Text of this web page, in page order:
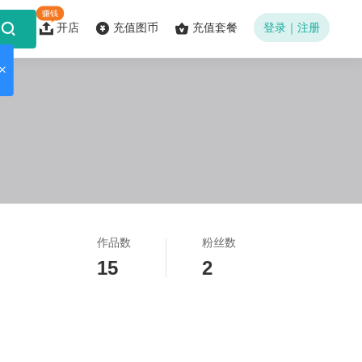
开店
赚钱
充值图币 充值套餐 登录｜注册
作品数
15
粉丝数
2